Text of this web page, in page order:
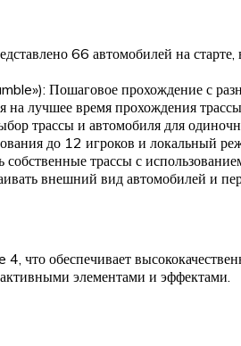
66 автомобилей на
Пошаговое прохождение с
на лучшее время прохождения
трассы и автомобиля для
до 12 игроков и локальный
собственные трассы с
внешний вид автомобилей и
что обеспечивает
элементами и эффектами.